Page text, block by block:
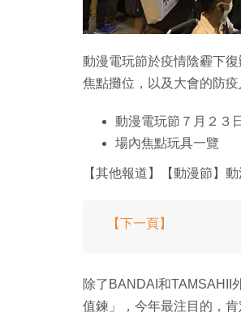
動漫電玩節於疫情陰霾下
焦點攤位，以及大會的防
動漫電玩節７月２３
場內焦點玩具一覽
【其他報道】【動漫節】
【下一頁】
除了BANDAI和TAMSAHII
值鍊」，今年最注目的，